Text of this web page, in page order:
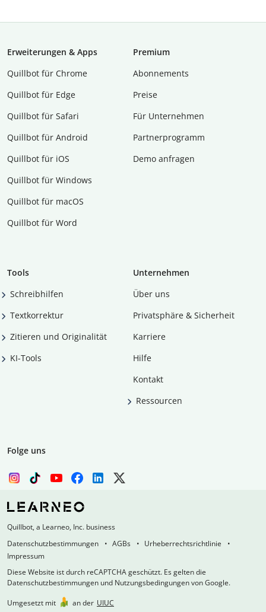
Erweiterungen & Apps
Quillbot für Chrome
Quillbot für Edge
Quillbot für Safari
Quillbot für Android
Quillbot für iOS
Quillbot für Windows
Quillbot für macOS
Quillbot für Word
Premium
Abon­ne­ments
Preise
Für Unternehmen
Partnerprogramm
Demo anfragen
Tools
Schreibhilfen
Textkorrektur
Zitieren und Originalität
KI-Tools
Unternehmen
Über uns
Privatsphäre & Sicherheit
Karriere
Hilfe
Kontakt
Ressourcen
Folge uns
Quillbot, a Learneo, Inc. business
Datenschutzbestimmungen
AGBs
Urheberrechtsrichtlinie
Impressum
Diese Website ist durch reCAPTCHA geschützt. Es gelten die
Datenschutzbestimmungen und Nutzungsbedingungen von Google.
Umgesetzt mit
an der UIUC